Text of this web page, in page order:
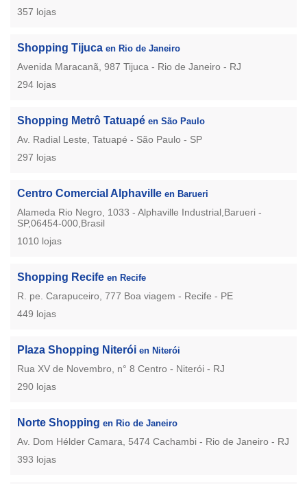
357 lojas
Shopping Tijuca en Rio de Janeiro
Avenida Maracanã, 987 Tijuca - Rio de Janeiro - RJ
294 lojas
Shopping Metrô Tatuapé en São Paulo
Av. Radial Leste, Tatuapé - São Paulo - SP
297 lojas
Centro Comercial Alphaville en Barueri
Alameda Rio Negro, 1033 - Alphaville Industrial,Barueri -
SP,06454-000,Brasil
1010 lojas
Shopping Recife en Recife
R. pe. Carapuceiro, 777 Boa viagem - Recife - PE
449 lojas
Plaza Shopping Niterói en Niterói
Rua XV de Novembro, n° 8 Centro - Niterói - RJ
290 lojas
Norte Shopping en Rio de Janeiro
Av. Dom Hélder Camara, 5474 Cachambi - Rio de Janeiro - RJ
393 lojas